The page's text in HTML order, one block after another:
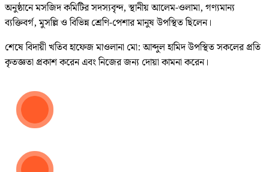
অনুষ্ঠানে মসজিদ কমিটির সদস্যবৃন্দ, স্থানীয় আলেম-ওলামা, গণ্যমান্য
ব্যক্তিবর্গ, মুসল্লি ও বিভিন্ন শ্রেণি-পেশার মানুষ উপস্থিত ছিলেন।
শেষে বিদায়ী খতিব হাফেজ মাওলানা মো: আব্দুল হামিদ উপস্থিত সকলের প্রতি
কৃতজ্ঞতা প্রকাশ করেন এবং নিজের জন্য দোয়া কামনা করেন।